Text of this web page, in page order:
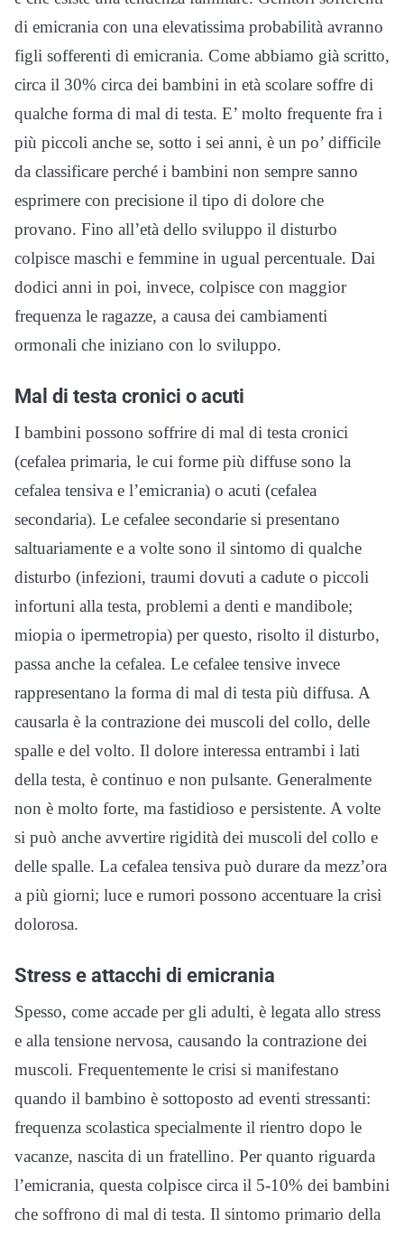
di emicrania con una elevatissima probabilità avranno
figli sofferenti di emicrania. Come abbiamo già scritto,
circa il 30% circa dei bambini in età scolare soffre di
qualche forma di mal di testa. E’ molto frequente fra i
più piccoli anche se, sotto i sei anni, è un po’ difficile
da classificare perché i bambini non sempre sanno
esprimere con precisione il tipo di dolore che
provano. Fino all’età dello sviluppo il disturbo
colpisce maschi e femmine in ugual percentuale. Dai
dodici anni in poi, invece, colpisce con maggior
frequenza le ragazze, a causa dei cambiamenti
ormonali che iniziano con lo sviluppo.
Mal di testa cronici o acuti
I bambini possono soffrire di mal di testa cronici
(cefalea primaria, le cui forme più diffuse sono la
cefalea tensiva e l’emicrania) o acuti (cefalea
secondaria). Le cefalee secondarie si presentano
saltuariamente e a volte sono il sintomo di qualche
disturbo (infezioni, traumi dovuti a cadute o piccoli
infortuni alla testa, problemi a denti e mandibole;
miopia o ipermetropia) per questo, risolto il disturbo,
passa anche la cefalea. Le cefalee tensive invece
rappresentano la forma di mal di testa più diffusa. A
causarla è la contrazione dei muscoli del collo, delle
spalle e del volto. Il dolore interessa entrambi i lati
della testa, è continuo e non pulsante. Generalmente
non è molto forte, ma fastidioso e persistente. A volte
si può anche avvertire rigidità dei muscoli del collo e
delle spalle. La cefalea tensiva può durare da mezz’ora
a più giorni; luce e rumori possono accentuare la crisi
dolorosa.
Stress e attacchi di emicrania
Spesso, come accade per gli adulti, è legata allo stress
e alla tensione nervosa, causando la contrazione dei
muscoli. Frequentemente le crisi si manifestano
quando il bambino è sottoposto ad eventi stressanti:
frequenza scolastica specialmente il rientro dopo le
vacanze, nascita di un fratellino. Per quanto riguarda
l’emicrania, questa colpisce circa il 5-10% dei bambini
che soffrono di mal di testa. Il sintomo primario della